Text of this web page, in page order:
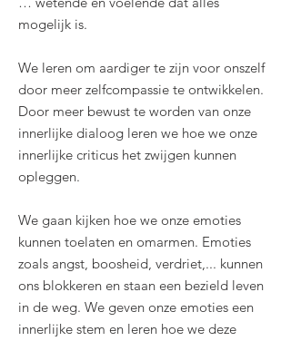
mogelijk is.
We leren om aardiger te zijn voor onszelf
door meer zelfcompassie te ontwikkelen.
Door meer bewust te worden van onze
innerlijke dialoog leren we hoe we onze
innerlijke criticus het zwijgen kunnen
opleggen.
We gaan kijken hoe we onze emoties
kunnen toelaten en omarmen. Emoties
zoals angst, boosheid, verdriet,... kunnen
ons blokkeren en staan een bezield leven
in de weg. We geven onze emoties een
innerlijke stem en leren hoe we deze